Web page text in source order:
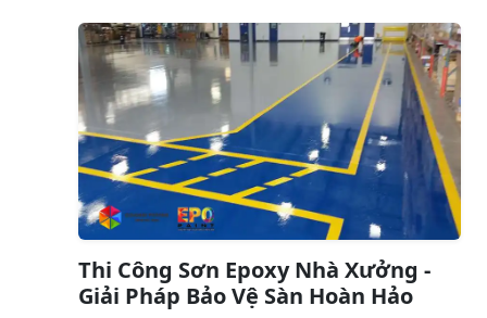
Thi Công Sơn Epoxy Nhà Xưởng -
Giải Pháp Bảo Vệ Sàn Hoàn Hảo